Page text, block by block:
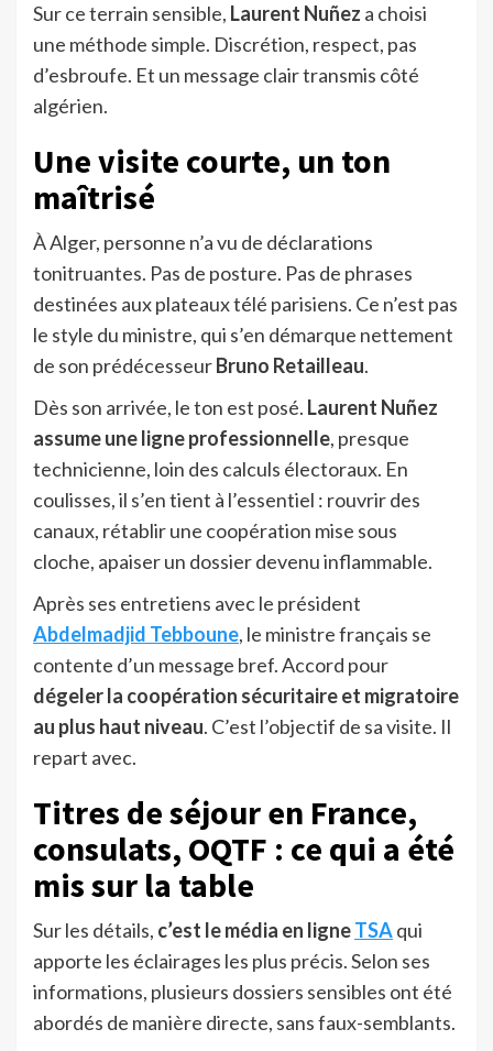
Sur ce terrain sensible, Laurent Nuñez a choisi
une méthode simple. Discrétion, respect, pas
d’esbroufe. Et un message clair transmis côté
algérien.
Une visite courte, un ton
maîtrisé
À Alger, personne n’a vu de déclarations
tonitruantes. Pas de posture. Pas de phrases
destinées aux plateaux télé parisiens. Ce n’est pas
le style du ministre, qui s’en démarque nettement
de son prédécesseurBruno Retailleau.
Dès son arrivée, le ton est posé. Laurent Nuñez
assume une ligne professionnelle, presque
technicienne, loin des calculs électoraux. En
coulisses, il s’en tient à l’essentiel : rouvrir des
canaux, rétablir une coopération mise sous
cloche, apaiser un dossier devenu inflammable.
Après ses entretiens avec le président
Abdelmadjid Tebboune, le ministre français se
contente d’un message bref. Accord pour
dégeler la coopération sécuritaire et migratoire
au plus haut niveau. C’est l’objectif de sa visite. Il
repart avec.
Titres de séjour en France,
consulats, OQTF : ce qui a été
mis sur la table
Sur les détails, c’est le média en ligneTSAqui
apporte les éclairages les plus précis. Selon ses
informations, plusieurs dossiers sensibles ont été
abordés de manière directe, sans faux-semblants.